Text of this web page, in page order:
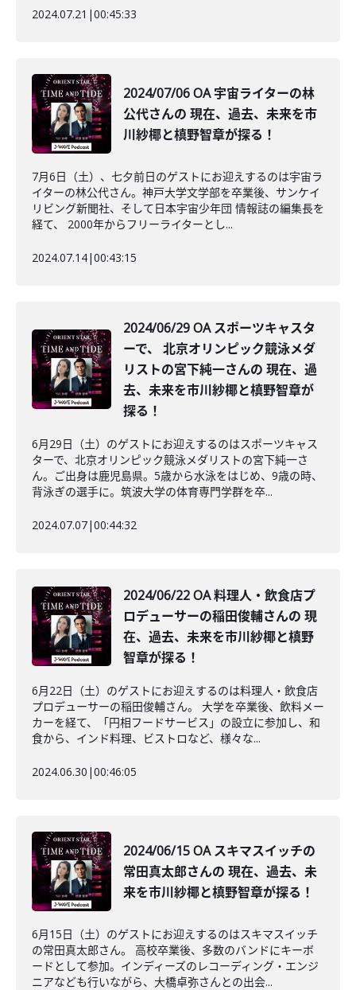
2024.07.21 |00:45:33
2024/07/06 OA 宇宙ライターの林
公代さんの 現在、過去、未来を市
川紗椰と槙野智章が探る！
7月6日（土）、七夕前日のゲストにお迎えするのは宇宙ラ
イターの林公代さん。神戸大学文学部を卒業後、サンケイ
リビング新聞社、そして日本宇宙少年団 情報誌の編集長を
経て、 2000年からフリーライターとし...
2024.07.14|00:43:15
2024/06/29 OA スポーツキャスタ
ーで、 北京オリンピック競泳メダ
リストの宮下純一さんの 現在、過
去、未来を市川紗椰と槙野智章が
探る！
6月29日（土）のゲストにお迎えするのはスポーツキャス
ターで、北京オリンピック競泳メダリストの宮下純一さ
ん。ご出身は鹿児島県。5歳から水泳をはじめ、9歳の時、
背泳ぎの選手に。筑波大学の体育専門学群を卒...
2024.07.07|00:44:32
2024/06/22 OA 料理人・飲食店プ
ロデューサーの稲田俊輔さんの 現
在、過去、未来を市川紗椰と槙野
智章が探る！
6月22日（土）のゲストにお迎えするのは料理人・飲食店
プロデューサーの稲田俊輔さん。 大学を卒業後、飲料メー
カーを経て、「円相フードサービス」の設立に参加し、和
食から、インド料理、ビストロなど、様々な...
2024.06.30 |00:46:05
2024/06/15 OA スキマスイッチの
常田真太郎さんの 現在、過去、未
来を市川紗椰と槙野智章が探る！
6月15日（土）のゲストにお迎えするのはスキマスイッチ
の常田真太郎さん。 高校卒業後、多数のバンドにキーボ
ードとして参加。インディーズのレコーディング・エンジ
ニアなども行いながら、大橋卓弥さんとの出会...